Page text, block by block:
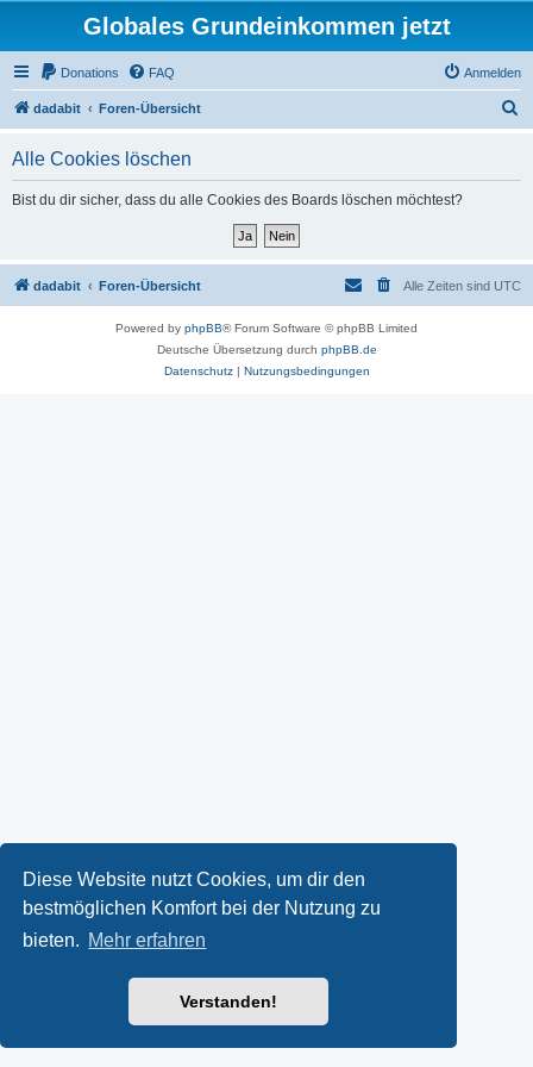
Diese Website nutzt Cookies, um dir den
bestmöglichen Komfort bei der Nutzung zu
bieten. Mehr erfahren
Verstanden!
Globales Grundeinkommen jetzt
Donations FAQ Anmelden
dadabit Foren-Übersicht
Alle Cookies löschen
Bist du dir sicher, dass du alle Cookies des Boards löschen möchtest?
dadabit Foren-Übersicht Alle Zeiten sind UTC
Powered by phpBB® Forum Software © phpBB Limited
Deutsche Übersetzung durch phpBB.de
Datenschutz| Nutzungsbedingungen